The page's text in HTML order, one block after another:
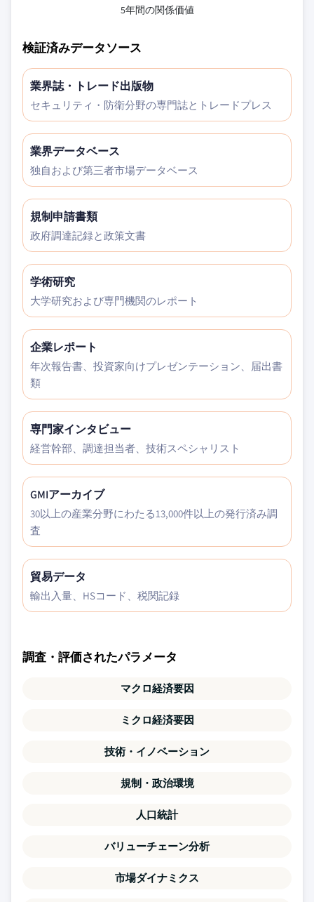
5年間の関係価値
検証済みデータソース
業界誌・トレード出版物
セキュリティ・防衛分野の専門誌とトレードプレス
業界データベース
独自および第三者市場データベース
規制申請書類
政府調達記録と政策文書
学術研究
大学研究および専門機関のレポート
企業レポート
年次報告書、投資家向けプレゼンテーション、届出書
類
専門家インタビュー
経営幹部、調達担当者、技術スペシャリスト
GMIアーカイブ
30以上の産業分野にわたる13,000件以上の発行済み調
査
貿易データ
輸出入量、HSコード、税関記録
調査・評価されたパラメータ
マクロ経済要因
ミクロ経済要因
技術・イノベーション
規制・政治環境
人口統計
バリューチェーン分析
市場ダイナミクス